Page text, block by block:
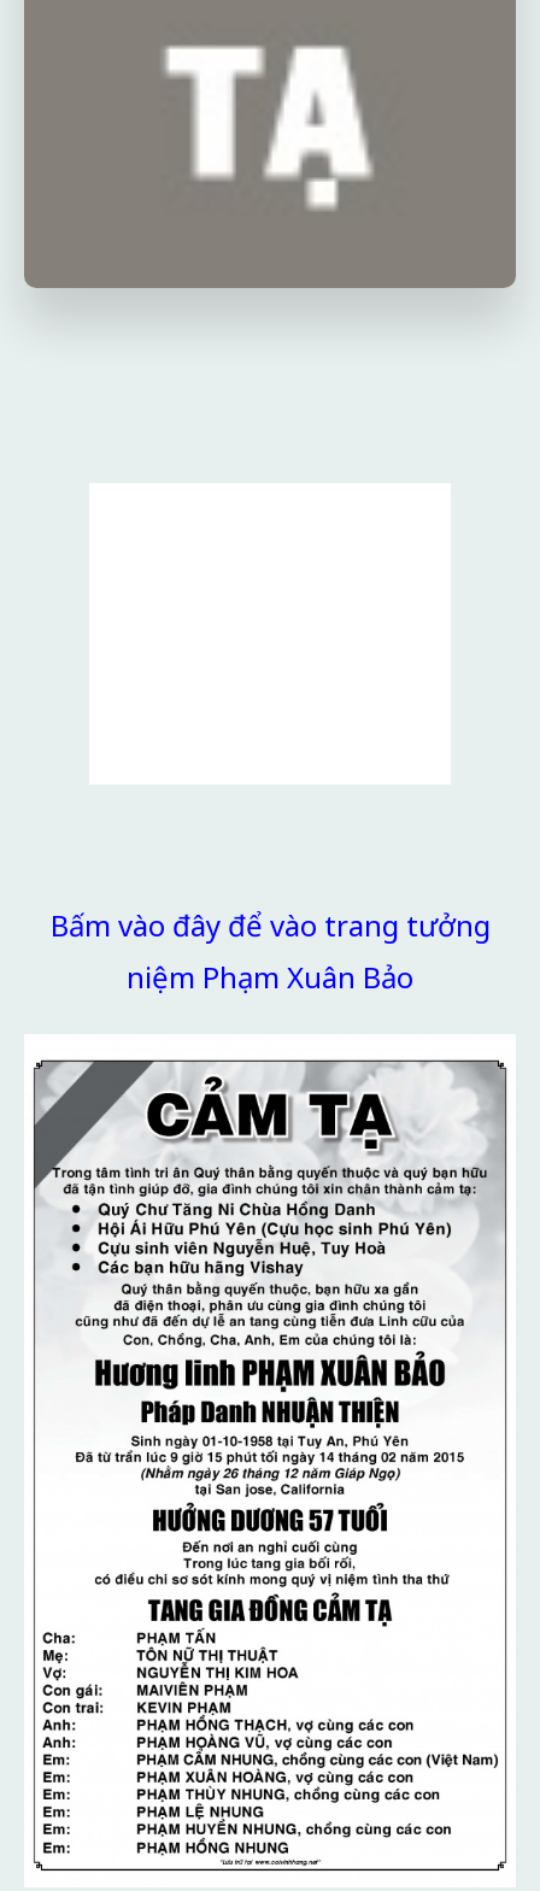
Bấm vào đây để vào trang tưởng
niệm Phạm Xuân Bảo